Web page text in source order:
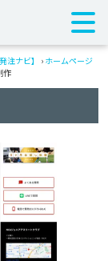
ナビ】 › ホームページ
作